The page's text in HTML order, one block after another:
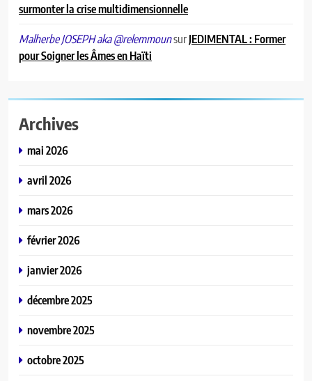
surmonter la crise multidimensionnelle
Malherbe JOSEPH aka @relemmounsurJEDIMENTAL : Former
pour Soigner les Âmes en Haïti
Archives
mai 2026
avril 2026
mars 2026
février 2026
janvier 2026
décembre 2025
novembre 2025
octobre 2025